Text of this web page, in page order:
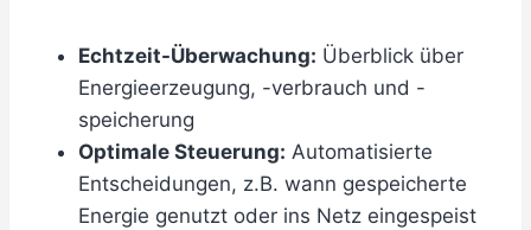
Echtzeit-Überwachung: Überblick über
Energieerzeugung, -verbrauch und -
speicherung
Optimale Steuerung: Automatisierte
Entscheidungen, z.B. wann gespeicherte
Energie genutzt oder ins Netz eingespeist